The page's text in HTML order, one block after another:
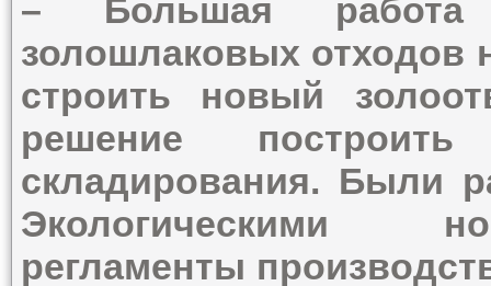
– Большая
золошлаковых отходов
строить новый
решение
складирования. Были
Экологическими
регламенты